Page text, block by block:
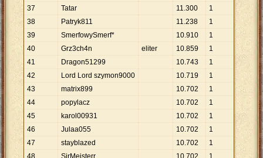
37
Tatar 11.300
1
38
Patryk811 11.238
1
39
SmerfowySmerf* 10.910
1
40
Grz3ch4n eliter 10.859
1
41
Dragon51299 10.743
1
42
Lord Lord szymon9000 10.719
1
43
matrix899 10.702
1
44
popylacz 10.702
1
45
karol00931 10.702
1
46
Julaa055 10.702
1
47
stayblazed 10.702
1